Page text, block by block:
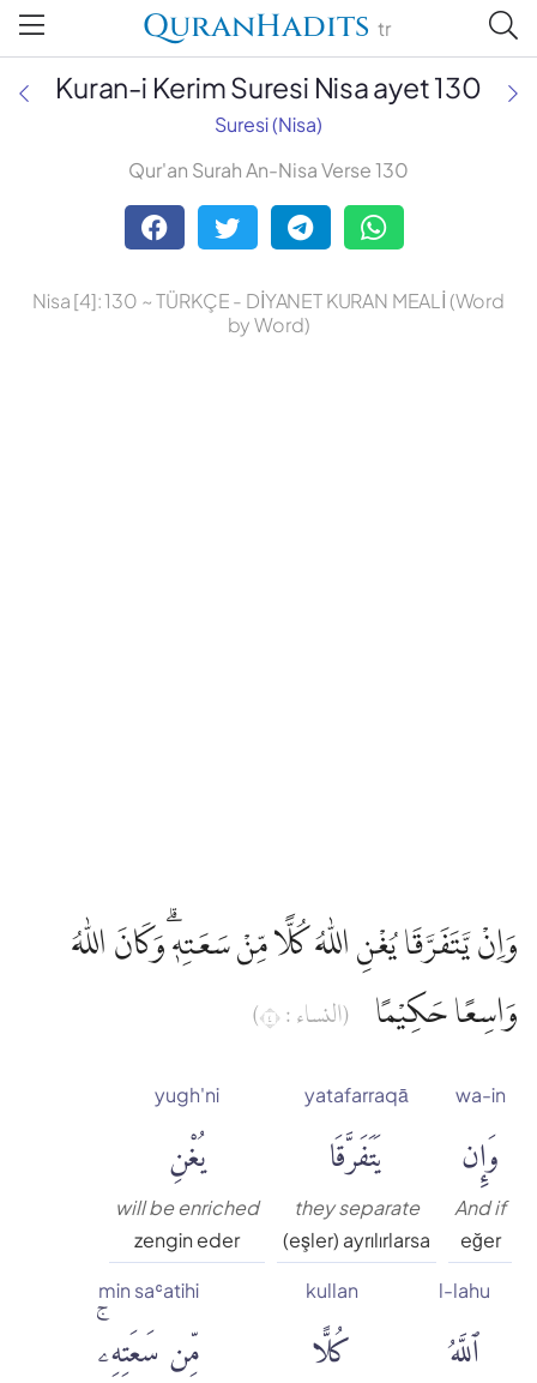
QuranHadits tr
Abdulbaki Gölpınarlı
Adem Uğur
Ali Bulaç
Muhammed Esed
Ömer Nasuhi Bilmen
Rowwad Translation Center
Kuran-i Kerim Suresi Nisa ayet 130
Suresi (Nisa)
Qur'an Surah An-Nisa Verse 130
Nisa [4]: 130 ~ TÜRKÇE - DİYANET KURAN MEALİ (Word
by Word)
وَاِنْ يَّتَفَرَّقَا يُغْنِ اللّٰهُ كُلًّا مِّنْ سَعَتِهٖۗ وَكَانَ اللّٰهُ
وَاسِعًا حَكِيْمًا
(النساء : ٤)
wa-in
وَإِن
And if
eğer
yatafarraqā
يَتَفَرَّقَا
they separate
(eşler) ayrılırlarsa
yugh'ni
يُغْنِ
will be enriched
zengin eder
l-lahu
ٱللَّهُ
kullan
كُلًّا
min saʿatihi
مِّن سَعَتِهِۦۚ